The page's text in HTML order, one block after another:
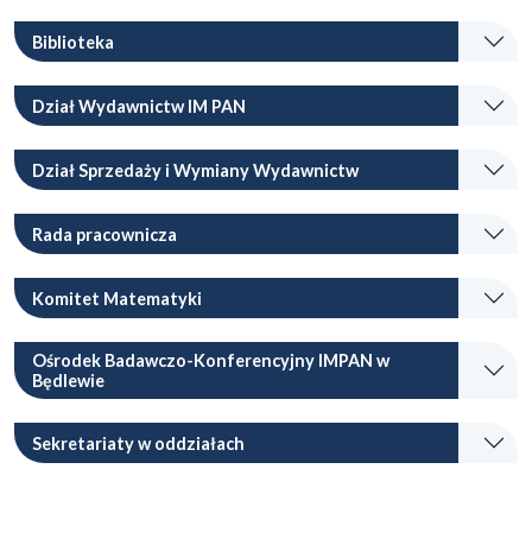
Biblioteka
Dział Wydawnictw IM PAN
Dział Sprzedaży i Wymiany Wydawnictw
Rada pracownicza
Komitet Matematyki
Ośrodek Badawczo-Konferencyjny IMPAN w
Będlewie
Sekretariaty w oddziałach